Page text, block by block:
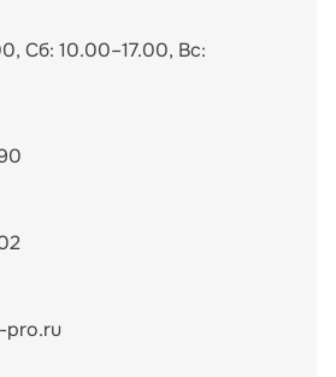
Сб: 10.00–17.00, Вс:
pro.ru